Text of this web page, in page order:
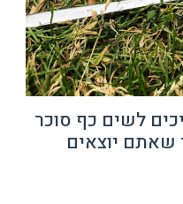
לשים כף סוכר
שאתם יוצאים